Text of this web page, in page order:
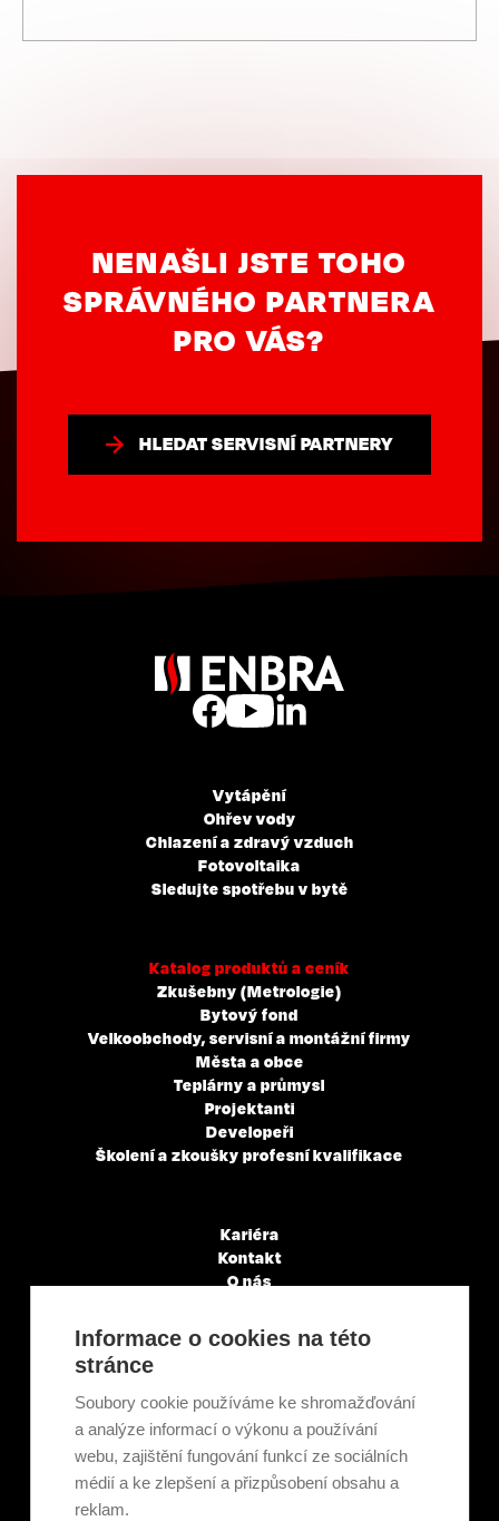
NENAŠLI JSTE TOHO
SPRÁVNÉHO PARTNERA
PRO VÁS?
HLEDAT SERVISNÍ PARTNERY
Vytápění
Ohřev vody
Chlazení a zdravý vzduch
Fotovoltaika
Sledujte spotřebu v bytě
Katalog produktů a ceník
Zkušebny (Metrologie)
Bytový fond
Velkoobchody, servisní a montážní firmy
Města a obce
Teplárny a průmysl
Projektanti
Developeři
Školení a zkoušky profesní kvalifikace
Kariéra
Kontakt
O nás
Články a novinky
GDPR & Cookies
Ekologická recyklace
Projekty EU
Intranet - Přihlášení
Přihlášení
Informace o cookies na této
stránce
Soubory cookie používáme ke shromažďování
a analýze informací o výkonu a používání
webu, zajištění fungování funkcí ze sociálních
médií a ke zlepšení a přizpůsobení obsahu a
reklam.